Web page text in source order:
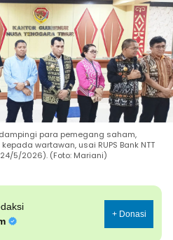
para pemegang saham,
wartawan, usai RUPS Bank NTT
5/2026). (Foto: Mariani)
+ Donasi